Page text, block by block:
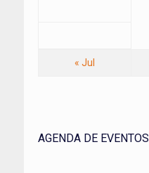
« Jul
AGENDA DE EVENTOS